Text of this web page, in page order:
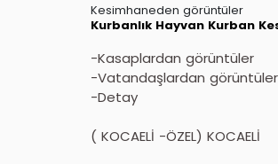
Kesimhaneden görüntüler
Kurbanlık Hayvan Kurban
-Kasaplardan görüntüler
-Vatandaşlardan görüntüler
-Detay
( KOCAELİ -ÖZEL) KOCAELİ